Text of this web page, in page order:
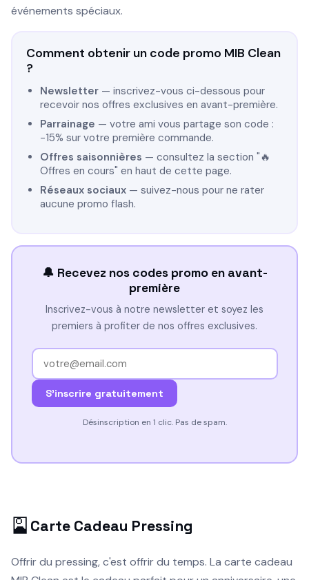
événements spéciaux.
Comment obtenir un code promo MIB Clean
?
Newsletter— inscrivez-vous ci-dessous pour
recevoir nos offres exclusives en avant-première.
Parrainage — votre ami vous partage son code :
−15% sur votre première commande.
Offres saisonnières — consultez la section "🔥
Offres en cours" en haut de cette page.
Réseaux sociaux— suivez-nous pour ne rater
aucune promo flash.
🔔 Recevez nos codes promo en avant-
première
Inscrivez-vous à notre newsletter et soyez les
premiers à profiter de nos offres exclusives.
S'inscrire gratuitement
Désinscription en 1 clic. Pas de spam.
🎴 Carte Cadeau Pressing
Offrir du pressing, c'est offrir du temps. La carte cadeau